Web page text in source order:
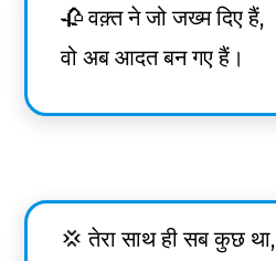
🥀 वक़्त ने जो जख्म दिए हैं,
वो अब आदत बन गए हैं।
💢 तेरा साथ ही सब कुछ था,